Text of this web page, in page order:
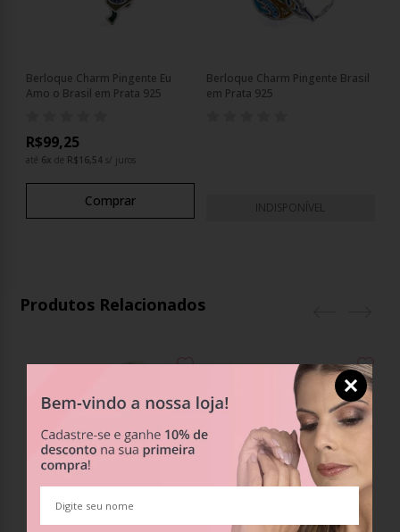
Berloque Charm Pingente Eu
Amo o Brasil em Prata 925
R$99,25
até 6x de R$16,54s/ juros
Comprar
Berloque Charm Pingente Brasil
em Prata 925
INDISPONÍVEL
Produtos Relacionados